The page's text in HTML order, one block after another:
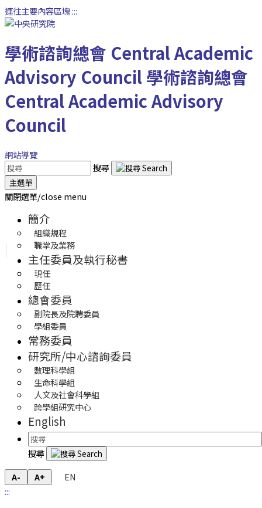
連往主要內容區塊:::
學術諮詢總會 Central Academic
Advisory Council學術諮詢總會
Central Academic Advisory
Council
網站導覽
搜尋
主選單
關閉選單/close menu
簡介
組織規程
職掌及業務
主任委員及執行秘書
現任
歷任
總會委員
副院長及院聘委員
學組委員
常務委員
研究所/中心諮詢委員
數理科學組
生命科學組
人文及社會科學組
跨學組研究中心
English
搜尋
A- A+
EN
:::